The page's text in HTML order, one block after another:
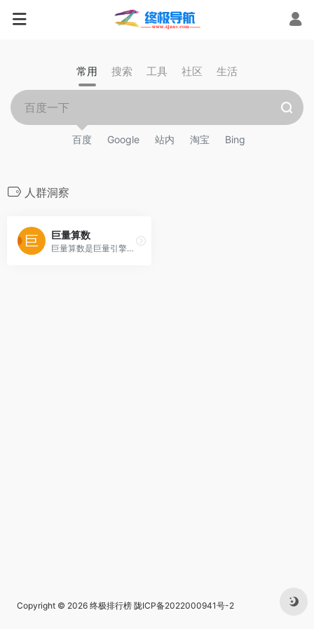
常用 搜索 工具 社区 生活
百度 Google 站内 淘宝 Bing
人群洞察
巨量算数
巨量算数是巨量引擎旗下内容消费趋势洞察品牌。以今日头条、抖音、西瓜视频等内容消费场景为依托，巨量算数官网输出内容趋势、产业研究、广告策略等前沿的洞察与观点，同时，开放算数指数、算数榜单等营销分析工具，满足企业、营销从业者、创作者等数据洞察需求。
Copyright © 2026 终极排行榜 陇ICP备2022000941号-2